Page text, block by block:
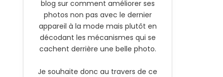
blog sur comment améliorer ses
photos non pas avec le dernier
appareil à la mode mais plutôt en
décodant les mécanismes qui se
cachent derrière une belle photo.
Je souhaite donc au travers de ce